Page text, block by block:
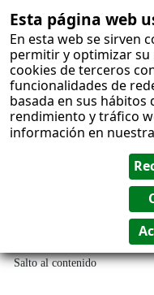
Esta página web
En esta web se sirven
permitir y optimizar su
cookies de terceros
funcionalidades de
basada en sus hábitos
rendimiento y tráfico
información en nuestra
Salto al contenido